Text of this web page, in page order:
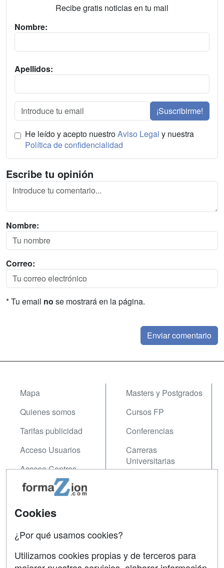
Recibe gratis noticias en tu mail
Nombre:
Apellidos:
¡Suscribirme!
He leído y acepto nuestroAviso Legal y nuestra
Política de confidencialidad
Escribe tu opinión
Nombre:
Correo:
* Tu email no se mostrará en la página.
Mapa
Quienes somos
Tarifas publicidad
Acceso Usuarios
Acceso Centros
Masters y Postgrados
Cursos FP
Conferencias
Carreras
Universitarias
Contactar
Cookies
¿Por qué usamos cookies?
Utilizamos cookies propias y de terceros para